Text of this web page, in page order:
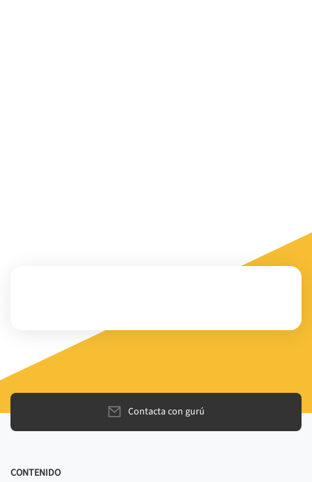
Contacta con gurú
CONTENIDO